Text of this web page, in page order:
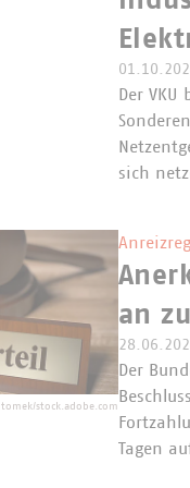
Der
sich
stock.adobe.com
an
Der
Tagen